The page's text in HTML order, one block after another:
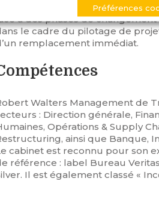
Depuis plus de 20 ans, le
à des phases de
le cadre du pilotage de
remplacement immédiat.
Walters Management de
: Direction générale,
Opérations & Supply
ainsi que Banque,
cabinet est reconnu pour son
référence : label Bureau
Il est également classé «
Préférences